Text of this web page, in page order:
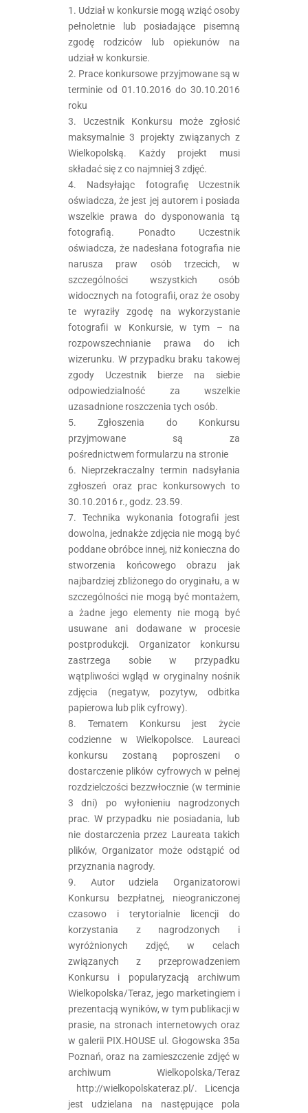
1. Udział w konkursie mogą wziąć osoby
pełnoletnie lub posiadające pisemną
zgodę rodziców lub opiekunów na
udział w konkursie.
2. Prace konkursowe przyjmowane są w
terminie od 01.10.2016 do 30.10.2016
roku
3. Uczestnik Konkursu może zgłosić
maksymalnie 3 projekty związanych z
Wielkopolską. Każdy projekt musi
składać się z co najmniej 3 zdjęć.
4. Nadsyłając fotografię Uczestnik
oświadcza, że jest jej autorem i posiada
wszelkie prawa do dysponowania tą
fotografią. Ponadto Uczestnik
oświadcza, że nadesłana fotografia nie
narusza praw osób trzecich, w
szczególności wszystkich osób
widocznych na fotografii, oraz że osoby
te wyraziły zgodę na wykorzystanie
fotografii w Konkursie, w tym – na
rozpowszechnianie prawa do ich
wizerunku. W przypadku braku takowej
zgody Uczestnik bierze na siebie
odpowiedzialność za wszelkie
uzasadnione roszczenia tych osób.
5. Zgłoszenia do Konkursu
przyjmowane są za
pośrednictwem formularzu na stronie
6. Nieprzekraczalny termin nadsyłania
zgłoszeń oraz prac konkursowych to
30.10.2016 r., godz. 23.59.
7. Technika wykonania fotografii jest
dowolna, jednakże zdjęcia nie mogą być
poddane obróbce innej, niż konieczna do
stworzenia końcowego obrazu jak
najbardziej zbliżonego do oryginału, a w
szczególności nie mogą być montażem,
a żadne jego elementy nie mogą być
usuwane ani dodawane w procesie
postprodukcji. Organizator konkursu
zastrzega sobie w przypadku
wątpliwości wgląd w oryginalny nośnik
zdjęcia (negatyw, pozytyw, odbitka
papierowa lub plik cyfrowy).
8. Tematem Konkursu jest życie
codzienne w Wielkopolsce. Laureaci
konkursu zostaną poproszeni o
dostarczenie plików cyfrowych w pełnej
rozdzielczości bezzwłocznie (w terminie
3 dni) po wyłonieniu nagrodzonych
prac. W przypadku nie posiadania, lub
nie dostarczenia przez Laureata takich
plików, Organizator może odstąpić od
przyznania nagrody.
9. Autor udziela Organizatorowi
Konkursu bezpłatnej, nieograniczonej
czasowo i terytorialnie licencji do
korzystania z nagrodzonych i
wyróżnionych zdjęć, w celach
związanych z przeprowadzeniem
Konkursu i popularyzacją archiwum
Wielkopolska/Teraz, jego marketingiem i
prezentacją wyników, w tym publikacji w
prasie, na stronach internetowych oraz
w galerii PIX.HOUSE ul. Głogowska 35a
Poznań, oraz na zamieszczenie zdjęć w
archiwum Wielkopolska/Teraz
http://wielkopolskateraz.pl/. Licencja
jest udzielana na następujące pola